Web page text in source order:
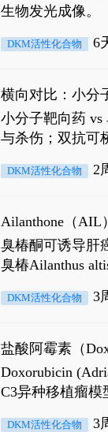
生物发光成像。
DKM活性化合物 6
横向对比：小分
小分子靶向药
与杀伤；双抗可
DKM活性化合物 2
Ailanthone（AIL
臭椿酮可诱导肝
臭椿Ailanthus
是全长
DKM活性化合物 3
盐酸阿霉素（
Doxorubicin
C3异种移植瘤模
DKM活性化合物 3